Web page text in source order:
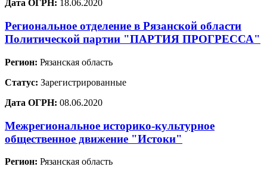
Дата ОГРН: 18.06.2020
Региональное отделение в Рязанской области
Политической партии "ПАРТИЯ ПРОГРЕССА"
Регион: Рязанская область
Статус: Зарегистрированные
Дата ОГРН: 08.06.2020
Межрегиональное историко-культурное
общественное движение "Истоки"
Регион: Рязанская область